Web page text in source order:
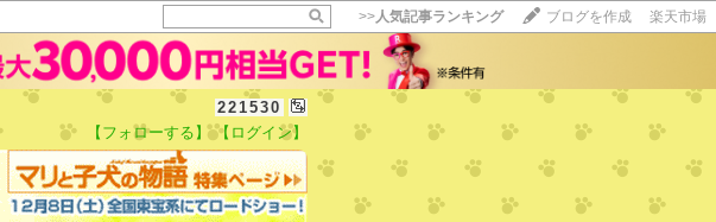
>>人気記事ランキング ブログを作成 楽天市場
221530
【フォローする】 【ログイン】
15記事にいいね！で1ポイント
10秒滞在